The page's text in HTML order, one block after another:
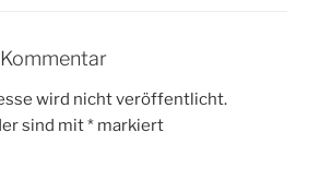
wird nicht veröffentlicht.
sind mit* markiert